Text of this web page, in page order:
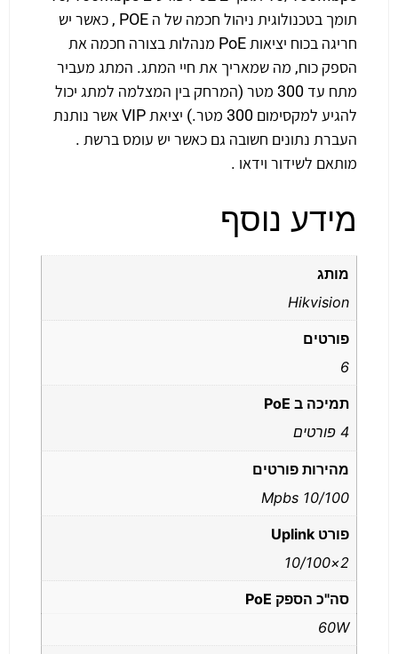
תומך בטכנולוגית ניהול חכמה של ה POE , כאשר יש
חריגה בכוח יציאות PoE מנהלות בצורה חכמה את
הספק כוח, מה שמאריך את חיי המתג. המתג מעביר
מתח עד 300 מטר (המרחק בין המצלמה למתג יכול
להגיע למקסימום 300 מטר.) יציאת VIP אשר נותנת
העברת נתונים חשובה גם כאשר יש עומס ברשת .
מותאם לשידור וידאו .
מידע נוסף
מותג
Hikvision
פורטים
6
תמיכה ב PoE
4 פורטים
מהירות פורטים
10/100 Mpbs
פורט Uplink
2×10/100
סה"כ הספק PoE
60W